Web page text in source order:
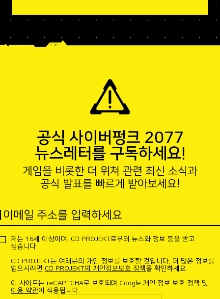
공식 사이버펑크 2077
뉴스레터를 구독하세요!
게임을 비롯한 더 위쳐 관련 최신 소식과
공식 발표를 빠르게 받아보세요!
이메일 주소를 입력하세요
저는 16세 이상이며, CD PROJEKT로부터 뉴스와 정보 등을 받고
싶습니다.
CD PROJEKT는 여러분의 개인 정보를 보호할 것입니다. 더 많은 정보를
얻으시려면 CD PROJEKT의 개인정보보호 정책을 확인하세요.
이 사이트는 reCAPTCHA로 보호되며 Google 개인 정보 보호 정책 및
이용 약관이 적용됩니다.